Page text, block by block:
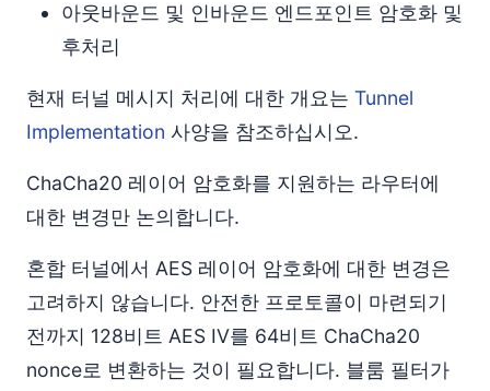
아웃바운드 및 인바운드 엔드포인트 암호화 및
후처리
현재 터널 메시지 처리에 대한 개요는 Tunnel
Implementation 사양을 참조하십시오.
ChaCha20 레이어 암호화를 지원하는 라우터에
대한 변경만 논의합니다.
혼합 터널에서 AES 레이어 암호화에 대한 변경은
고려하지 않습니다. 안전한 프로토콜이 마련되기
전까지 128비트 AES IV를 64비트 ChaCha20
nonce로 변환하는 것이 필요합니다. 블룸 필터가